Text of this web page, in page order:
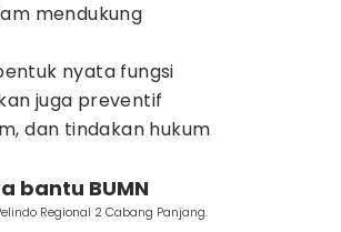
mendukung
nyata fungsi
juga preventif
dan tindakan hukum
bantu BUMN
Regional 2 Cabang Panjang.